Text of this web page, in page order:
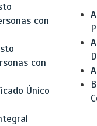
con
con
Único